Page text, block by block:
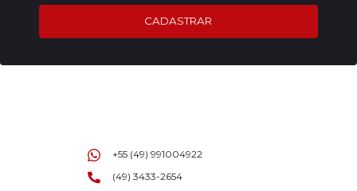
CADASTRAR
+55 (49) 991004922
(49) 3433-2654